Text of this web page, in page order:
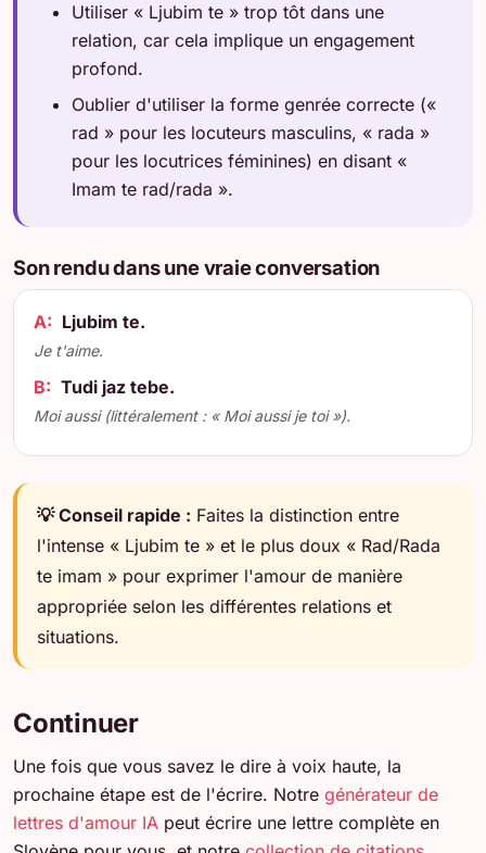
Utiliser « Ljubim te » trop tôt dans une
relation, car cela implique un engagement
profond.
Oublier d'utiliser la forme genrée correcte («
rad » pour les locuteurs masculins, « rada »
pour les locutrices féminines) en disant «
Imam te rad/rada ».
Son rendu dans une vraie conversation
A: Ljubim te.
Je t'aime.
B: Tudi jaz tebe.
Moi aussi (littéralement : « Moi aussi je toi »).
💡 Conseil rapide : Faites la distinction entre
l'intense « Ljubim te » et le plus doux « Rad/Rada
te imam » pour exprimer l'amour de manière
appropriée selon les différentes relations et
situations.
Continuer
Une fois que vous savez le dire à voix haute, la
prochaine étape est de l'écrire. Notre générateur de
lettres d'amour IA peut écrire une lettre complète en